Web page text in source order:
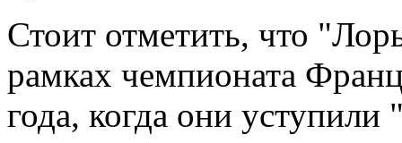
Стоит отметить, что
рамках чемпионата
года, когда они